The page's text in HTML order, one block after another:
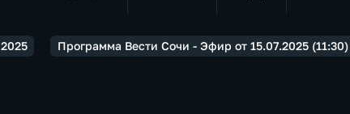
2025 Программа Вести Сочи - Эфир от 15.07.2025 (11:30)